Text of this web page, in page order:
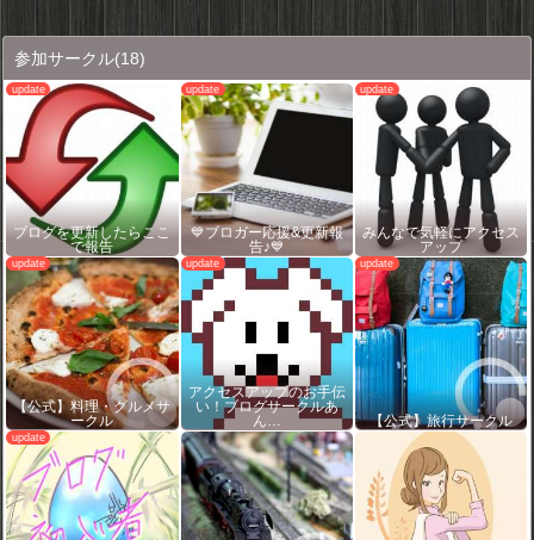
参加サークル(18)
ブログを更新したらここ
で報告
💙ブロガー応援&更新報
告♪💙
みんなで気軽にアクセス
アップ
【公式】料理・グルメサ
ークル
アクセスアップのお手伝
い！ブログサークルあ
ん…
【公式】旅行サークル